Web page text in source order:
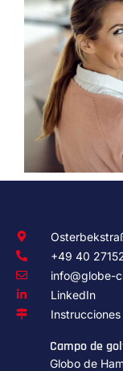
+49 40
info@globe-
LinkedIn
Instrucciones
Campo de
Globo de